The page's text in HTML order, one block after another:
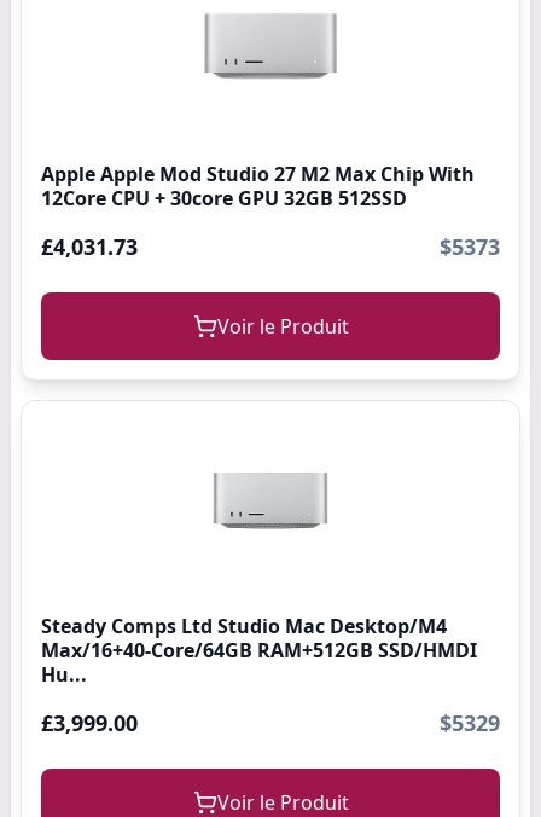
Apple Apple Mod Studio 27 M2 Max Chip With
12Core CPU + 30core GPU 32GB 512SSD
£4,031.73 $5373
Voir le Produit
Steady Comps Ltd Studio Mac Desktop/M4
Max/16+40-Core/64GB RAM+512GB SSD/HMDI
Hu...
£3,999.00 $5329
Voir le Produit